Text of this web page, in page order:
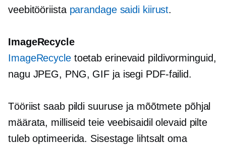
veebitööriista parandage saidi kiirust.
ImageRecycle
ImageRecycletoetab erinevaid pildivorminguid,
nagu JPEG, PNG, GIF ja isegi PDF-failid.
Tööriist saab pildi suuruse ja mõõtmete põhjal
määrata, milliseid teie veebisaidil olevaid pilte
tuleb optimeerida. Sisestage lihtsalt oma